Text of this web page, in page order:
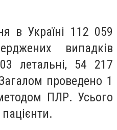
в Україні 112 059
випадків
летальні, 54 217
проведено 1
ПЛР. Усього